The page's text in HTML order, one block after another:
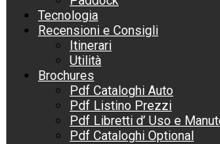
Tecnologia
Recensioni e Consigli
Itinerari
Utilità
Brochures
Pdf Cataloghi Auto
Pdf Listino Prezzi
Pdf Libretti d’ Uso e
Pdf Cataloghi Optional